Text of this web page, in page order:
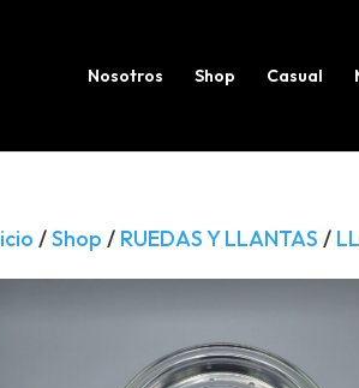
Nosotros Shop Casual
/Shop / RUEDAS Y LLANTAS /